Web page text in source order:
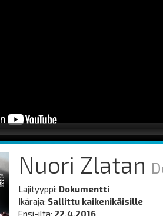
Nuori Zlatan
Lajityyppi: Dokumentti
Ikäraja: Sallittu kaikenikäisille
Ensi-ilta: 22.4.2016